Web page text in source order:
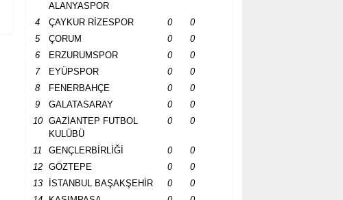
ALANYASPOR
4 ÇAYKUR RİZESPOR 0
0
5
ÇORUM 0
0
6
ERZURUMSPOR 0
0
7
EYÜPSPOR 0
0
8
FENERBAHÇE 0
0
9
GALATASARAY 0
0
10
GAZİANTEP FUTBOL
KULÜBÜ
0 0
11 GENÇLERBİRLİĞİ 0
0
12
GÖZTEPE 0
0
13
İSTANBUL BAŞAKŞEHİR 0
0